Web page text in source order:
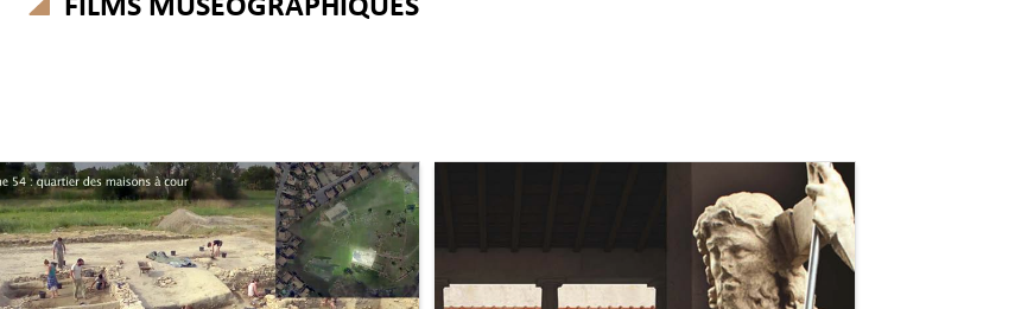
FILMS MUSÉOGRAPHIQUES